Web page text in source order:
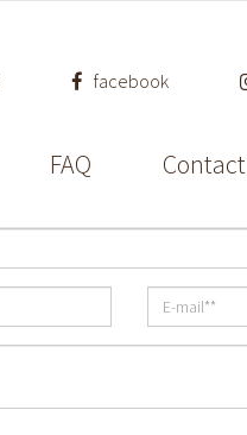
facebook
FAQ Contact